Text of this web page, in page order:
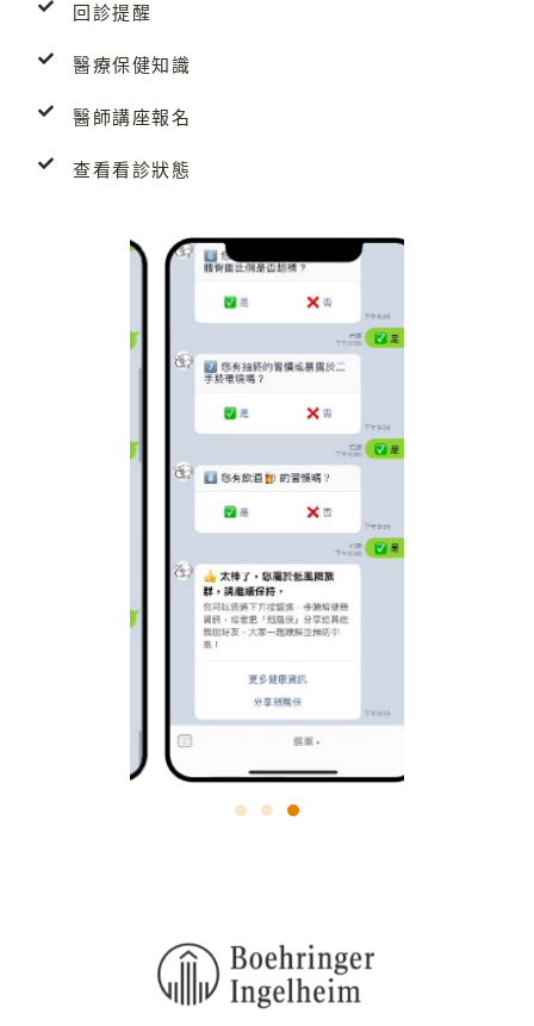
回診提醒
醫療保健知識
醫師講座報名
查看看診狀態